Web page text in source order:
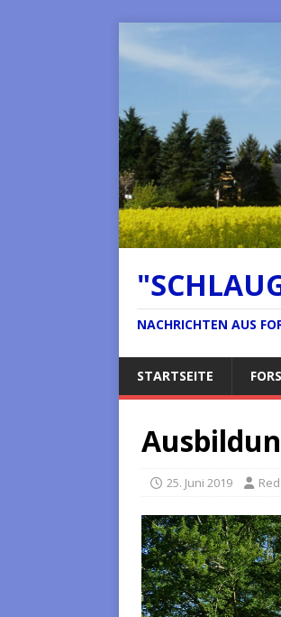
NACHRICHTEN AUS
STARTSEITE
25. Juni 2019